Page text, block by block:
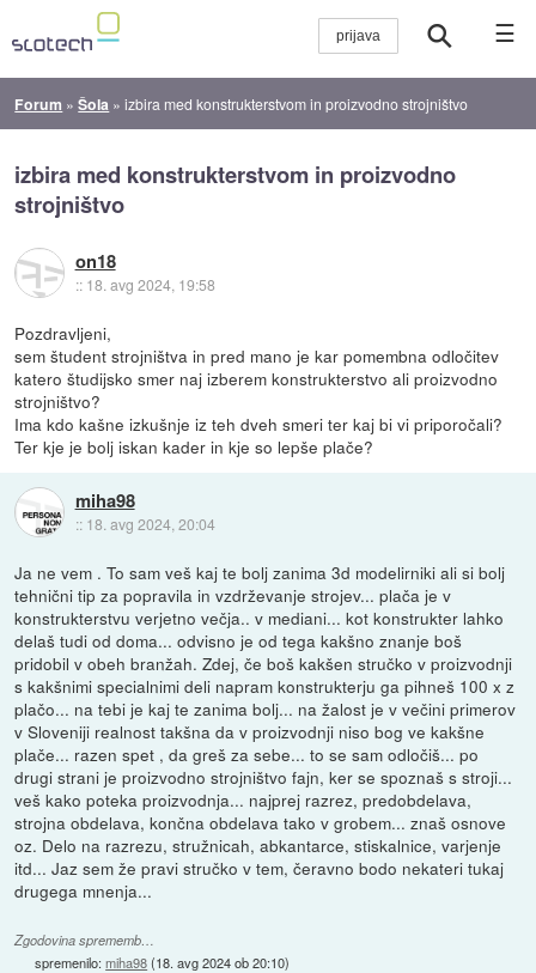
☰
Forum »Šola »izbira med konstrukterstvom in proizvodno strojništvo
izbira med konstrukterstvom in proizvodno
strojništvo
on18
:: 18. avg 2024, 19:58
Pozdravljeni,
sem študent strojništva in pred mano je kar pomembna odločitev
katero študijsko smer naj izberem konstrukterstvo ali proizvodno
strojništvo?
Ima kdo kašne izkušnje iz teh dveh smeri ter kaj bi vi priporočali?
Ter kje je bolj iskan kader in kje so lepše plače?
miha98
:: 18. avg 2024, 20:04
Ja ne vem . To sam veš kaj te bolj zanima 3d modelirniki ali si bolj
tehnični tip za popravila in vzdrževanje strojev... plača je v
konstrukterstvu verjetno večja.. v mediani... kot konstrukter lahko
delaš tudi od doma... odvisno je od tega kakšno znanje boš
pridobil v obeh branžah. Zdej, če boš kakšen stručko v proizvodnji
s kakšnimi specialnimi deli napram konstrukterju ga pihneš 100 x z
plačo... na tebi je kaj te zanima bolj... na žalost je v večini primerov
v Sloveniji realnost takšna da v proizvodnji niso bog ve kakšne
plače... razen spet , da greš za sebe... to se sam odločiš... po
drugi strani je proizvodno strojništvo fajn, ker se spoznaš s stroji...
veš kako poteka proizvodnja... najprej razrez, predobdelava,
strojna obdelava, končna obdelava tako v grobem... znaš osnove
oz. Delo na razrezu, stružnicah, abkantarce, stiskalnice, varjenje
itd... Jaz sem že pravi stručko v tem, čeravno bodo nekateri tukaj
drugega mnenja...
Zgodovina sprememb…
spremenilo:miha98(18. avg 2024 ob 20:10)